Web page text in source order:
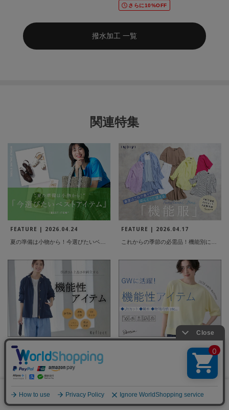
さらに10%OFF
撥水加工 一覧
関連特集
FEATURE | 2026.04.24 FEATURE | 2026.04.17
FEATURE | 2026.04.17
【快適さと上品さを両立する】機能性アイテム 心地よく過ごすための、機能的スタンダード
PAGE TOP